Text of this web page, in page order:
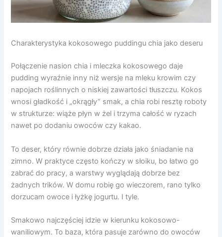
Charakterystyka kokosowego puddingu chia jako deseru
Połączenie nasion chia i mleczka kokosowego daje
pudding wyraźnie inny niż wersje na mleku krowim czy
napojach roślinnych o niskiej zawartości tłuszczu. Kokos
wnosi gładkość i „okrągły” smak, a chia robi resztę roboty
w strukturze: wiąże płyn w żel i trzyma całość w ryzach
nawet po dodaniu owoców czy kakao.
To deser, który równie dobrze działa jako śniadanie na
zimno. W praktyce często kończy w słoiku, bo łatwo go
zabrać do pracy, a warstwy wyglądają dobrze bez
żadnych trików. W domu robię go wieczorem, rano tylko
dorzucam owoce i łyżkę jogurtu. I tyle.
Smakowo najczęściej idzie w kierunku kokosowo-
waniliowym. To baza, która pasuje zarówno do owoców